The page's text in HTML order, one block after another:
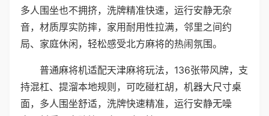
多人围坐也不拥挤，洗牌精准快速，运行安静无杂
音，材质厚实防摔，家用耐用性拉满，邻里之间约
局、家庭休闲，轻松感受北方麻将的热闹氛围。
普通麻将机适配天津麻将玩法，136张带风牌，支
持混杠、提溜本地规则，可吃碰杠胡，机器大尺寸桌
面，多人围坐舒适，洗牌快速精准，运行安静无噪